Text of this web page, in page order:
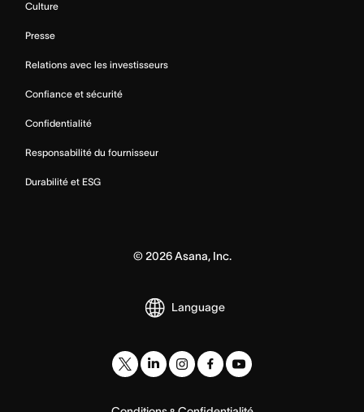
Culture
Presse
Relations avec les investisseurs
Confiance et sécurité
Confidentialité
Responsabilité du fournisseur
Durabilité et ESG
© 2026Asana, Inc.
Language